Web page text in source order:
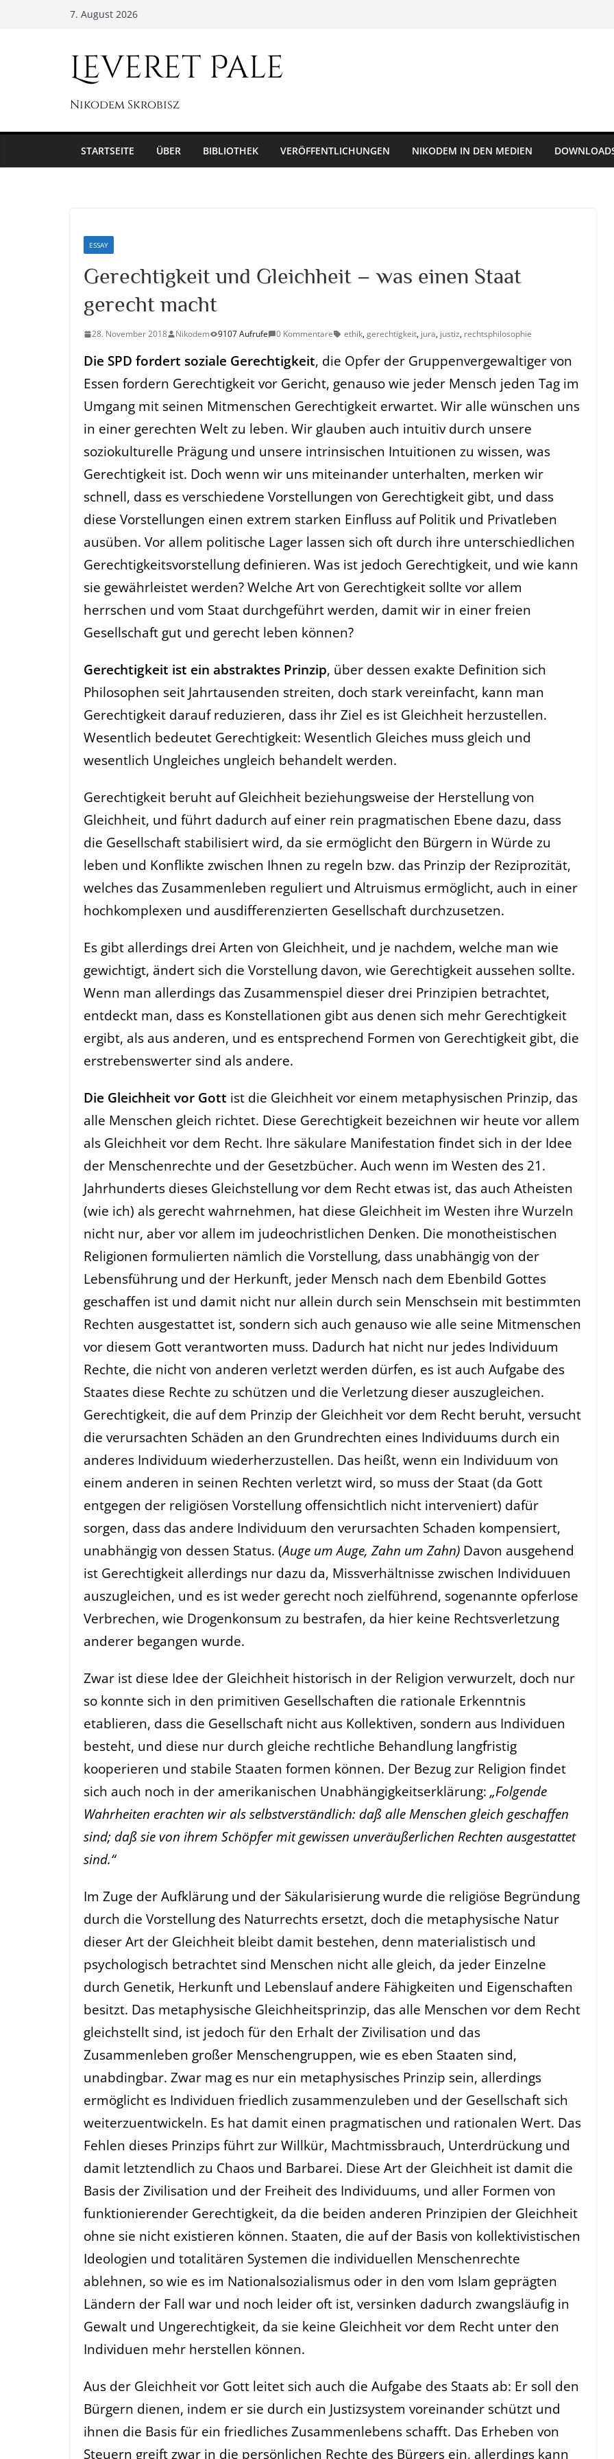
7. August 2026
Leveret Pale
Nikodem Skrobisz
STARTSEITE ÜBER BIBLIOTHEK VERÖFFENTLICHUNGEN NIKODEM IN DEN MEDIEN
ESSAY
Gerechtigkeit und Gleichheit – was einen Staat
gerecht macht
28. November 2018 Nikodem 9107 Aufrufe 0 Kommentare ethik,gerechtigkeit, jura, justiz, rechtsphilosophie
Die SPD fordert soziale Gerechtigkeit, die Opfer der Gruppenvergewaltiger von
Essen fordern Gerechtigkeit vor Gericht, genauso wie jeder Mensch jeden Tag im
Umgang mit seinen Mitmenschen Gerechtigkeit erwartet. Wir alle wünschen uns
in einer gerechten Welt zu leben. Wir glauben auch intuitiv durch unsere
soziokulturelle Prägung und unsere intrinsischen Intuitionen zu wissen, was
Gerechtigkeit ist. Doch wenn wir uns miteinander unterhalten, merken wir
schnell, dass es verschiedene Vorstellungen von Gerechtigkeit gibt, und dass
diese Vorstellungen einen extrem starken Einfluss auf Politik und Privatleben
ausüben. Vor allem politische Lager lassen sich oft durch ihre unterschiedlichen
Gerechtigkeitsvorstellung definieren. Was ist jedoch Gerechtigkeit, und wie kann
sie gewährleistet werden? Welche Art von Gerechtigkeit sollte vor allem
herrschen und vom Staat durchgeführt werden, damit wir in einer freien
Gesellschaft gut und gerecht leben können?
Gerechtigkeit ist ein abstraktes Prinzip, über dessen exakte Definition sich
Philosophen seit Jahrtausenden streiten, doch stark vereinfacht, kann man
Gerechtigkeit darauf reduzieren, dass ihr Ziel es ist Gleichheit herzustellen.
Wesentlich bedeutet Gerechtigkeit: Wesentlich Gleiches muss gleich und
wesentlich Ungleiches ungleich behandelt werden.
Gerechtigkeit beruht auf Gleichheit beziehungsweise der Herstellung von
Gleichheit, und führt dadurch auf einer rein pragmatischen Ebene dazu, dass
die Gesellschaft stabilisiert wird, da sie ermöglicht den Bürgern in Würde zu
leben und Konflikte zwischen Ihnen zu regeln bzw. das Prinzip der Reziprozität,
welches das Zusammenleben reguliert und Altruismus ermöglicht, auch in einer
hochkomplexen und ausdifferenzierten Gesellschaft durchzusetzen.
Es gibt allerdings drei Arten von Gleichheit, und je nachdem, welche man wie
gewichtigt, ändert sich die Vorstellung davon, wie Gerechtigkeit aussehen sollte.
Wenn man allerdings das Zusammenspiel dieser drei Prinzipien betrachtet,
entdeckt man, dass es Konstellationen gibt aus denen sich mehr Gerechtigkeit
ergibt, als aus anderen, und es entsprechend Formen von Gerechtigkeit gibt, die
erstrebenswerter sind als andere.
Die Gleichheit vor Gott ist die Gleichheit vor einem metaphysischen Prinzip, das
alle Menschen gleich richtet. Diese Gerechtigkeit bezeichnen wir heute vor allem
als Gleichheit vor dem Recht. Ihre säkulare Manifestation findet sich in der Idee
der Menschenrechte und der Gesetzbücher. Auch wenn im Westen des 21.
Jahrhunderts dieses Gleichstellung vor dem Recht etwas ist, das auch Atheisten
(wie ich) als gerecht wahrnehmen, hat diese Gleichheit im Westen ihre Wurzeln
nicht nur, aber vor allem im judeochristlichen Denken. Die monotheistischen
Religionen formulierten nämlich die Vorstellung, dass unabhängig von der
Lebensführung und der Herkunft, jeder Mensch nach dem Ebenbild Gottes
geschaffen ist und damit nicht nur allein durch sein Menschsein mit bestimmten
Rechten ausgestattet ist, sondern sich auch genauso wie alle seine Mitmenschen
vor diesem Gott verantworten muss. Dadurch hat nicht nur jedes Individuum
Rechte, die nicht von anderen verletzt werden dürfen, es ist auch Aufgabe des
Staates diese Rechte zu schützen und die Verletzung dieser auszugleichen.
Gerechtigkeit, die auf dem Prinzip der Gleichheit vor dem Recht beruht, versucht
die verursachten Schäden an den Grundrechten eines Individuums durch ein
anderes Individuum wiederherzustellen. Das heißt, wenn ein Individuum von
einem anderen in seinen Rechten verletzt wird, so muss der Staat (da Gott
entgegen der religiösen Vorstellung offensichtlich nicht interveniert) dafür
sorgen, dass das andere Individuum den verursachten Schaden kompensiert,
unabhängig von dessen Status. (Auge um Auge, Zahn um Zahn) Davon ausgehend
ist Gerechtigkeit allerdings nur dazu da, Missverhältnisse zwischen Individuuen
auszugleichen, und es ist weder gerecht noch zielführend, sogenannte opferlose
Verbrechen, wie Drogenkonsum zu bestrafen, da hier keine Rechtsverletzung
anderer begangen wurde.
Zwar ist diese Idee der Gleichheit historisch in der Religion verwurzelt, doch nur
so konnte sich in den primitiven Gesellschaften die rationale Erkenntnis
etablieren, dass die Gesellschaft nicht aus Kollektiven, sondern aus Individuen
besteht, und diese nur durch gleiche rechtliche Behandlung langfristig
kooperieren und stabile Staaten formen können. Der Bezug zur Religion findet
sich auch noch in der amerikanischen Unabhängigkeitserklärung: „Folgende
Wahrheiten erachten wir als selbstverständlich: daß alle Menschen gleich geschaffen
sind; daß sie von ihrem Schöpfer mit gewissen unveräußerlichen Rechten ausgestattet
sind.“
Im Zuge der Aufklärung und der Säkularisierung wurde die religiöse Begründung
durch die Vorstellung des Naturrechts ersetzt, doch die metaphysische Natur
dieser Art der Gleichheit bleibt damit bestehen, denn materialistisch und
psychologisch betrachtet sind Menschen nicht alle gleich, da jeder Einzelne
durch Genetik, Herkunft und Lebenslauf andere Fähigkeiten und Eigenschaften
besitzt. Das metaphysische Gleichheitsprinzip, das alle Menschen vor dem Recht
gleichstellt sind, ist jedoch für den Erhalt der Zivilisation und das
Zusammenleben großer Menschengruppen, wie es eben Staaten sind,
unabdingbar. Zwar mag es nur ein metaphysisches Prinzip sein, allerdings
ermöglicht es Individuen friedlich zusammenzuleben und der Gesellschaft sich
weiterzuentwickeln. Es hat damit einen pragmatischen und rationalen Wert. Das
Fehlen dieses Prinzips führt zur Willkür, Machtmissbrauch, Unterdrückung und
damit letztendlich zu Chaos und Barbarei. Diese Art der Gleichheit ist damit die
Basis der Zivilisation und der Freiheit des Individuums, und aller Formen von
funktionierender Gerechtigkeit, da die beiden anderen Prinzipien der Gleichheit
ohne sie nicht existieren können. Staaten, die auf der Basis von kollektivistischen
Ideologien und totalitären Systemen die individuellen Menschenrechte
ablehnen, so wie es im Nationalsozialismus oder in den vom Islam geprägten
Ländern der Fall war und noch leider oft ist, versinken dadurch zwangsläufig in
Gewalt und Ungerechtigkeit, da sie keine Gleichheit vor dem Recht unter den
Individuen mehr herstellen können.
Aus der Gleichheit vor Gott leitet sich auch die Aufgabe des Staats ab: Er soll den
Bürgern dienen, indem er sie durch ein Justizsystem voreinander schützt und
ihnen die Basis für ein friedliches Zusammenlebens schafft. Das Erheben von
Steuern greift zwar in die persönlichen Rechte des Bürgers ein, allerdings kann